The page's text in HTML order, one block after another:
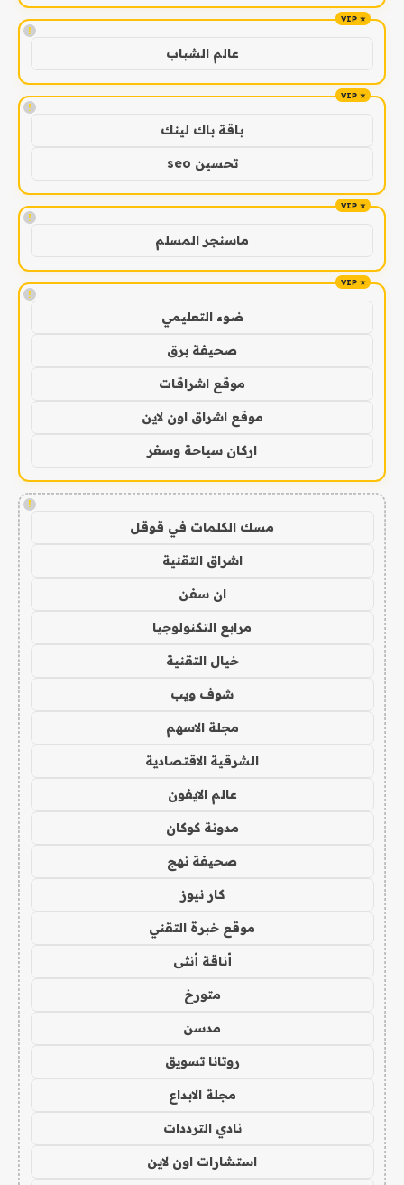
!
عالم الشباب
!
باقة باك لينك
تحسين seo
!
ماسنجر المسلم
!
ضوء التعليمي
صحيفة برق
موقع اشراقات
موقع اشراق اون لاين
اركان سياحة وسفر
!
مسك الكلمات في قوقل
اشراق التقنية
ان سفن
مرابع التكنولوجيا
خيال التقنية
شوف ويب
مجلة الاسهم
الشرقية الاقتصادية
عالم الايفون
مدونة كوكان
صحيفة نهج
كار نيوز
موقع خبرة التقني
أناقة أنثى
متورخ
مدسن
روتانا تسويق
مجلة الابداع
نادي الترددات
استشارات اون لاين